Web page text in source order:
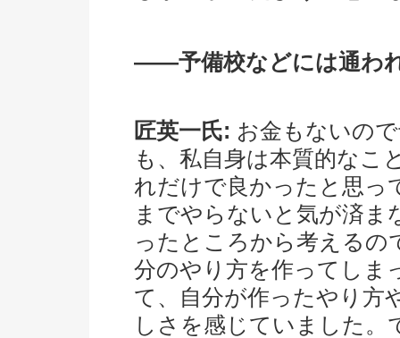
――予備校などには通わ
匠英一氏: お金もないの
も、私自身は本質的なこ
れだけで良かったと思っ
までやらないと気が済ま
ったところから考えるの
分のやり方を作ってしま
て、自分が作ったやり方
しさを感じていました。